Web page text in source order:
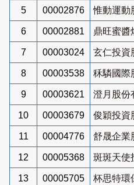
5 00002876 惟動運動
6 00002881 鼎旺蜜醬
7 00003024 玄仁投資
8 00003538 秝驎國際
9 00003621 澄月股份
10 00003679 俊穎投資
11 00004776 舒晟企業
12 00005368 斑斑天使
13 00005705 杯思特環